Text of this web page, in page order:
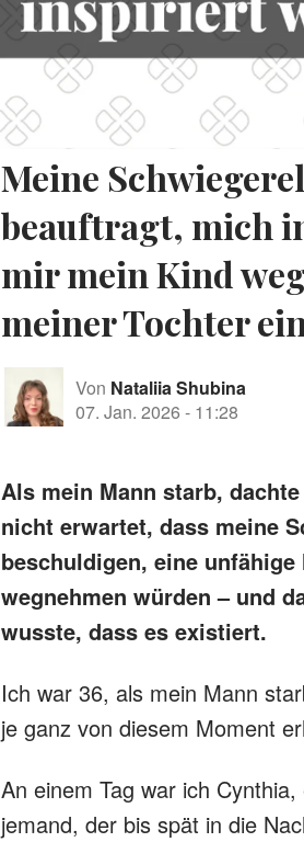
Meine
beauftragt, mich
mir mein Kind
meiner Tochter
Von Nataliia Shubina
07. Jan. 2026 - 11:28
Als mein Mann starb,
nicht erwartet, dass meine
beschuldigen, eine
wegnehmen würden – und
wusste, dass es existiert.
Ich war 36, als mein Mann
je ganz von diesem Moment
An einem Tag war ich
jemand, der bis spät in die